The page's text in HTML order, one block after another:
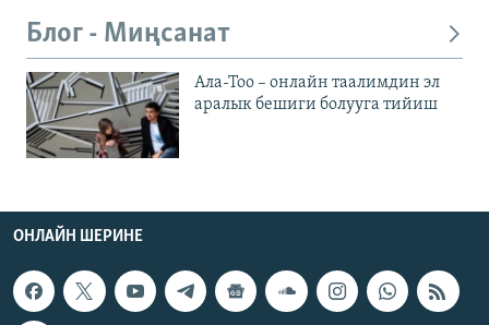
Блог - Миңсанат
Ала-Тоо – онлайн таалимдин эл
аралык бешиги болууга тийиш
ОНЛАЙН ШЕРИНЕ